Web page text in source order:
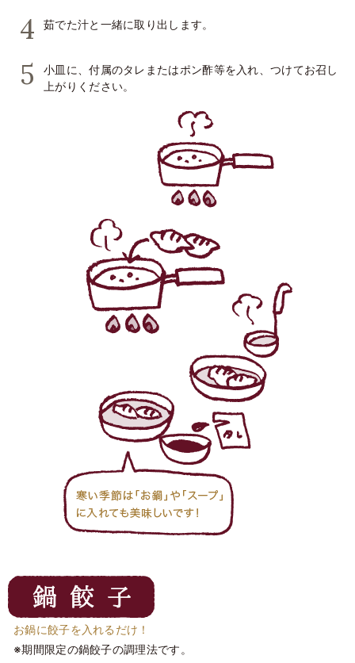
茹でた汁と一緒に取り出します。
小皿に、付属のタレまたはポン酢等を入れ、つけてお召し
上がりください。
お鍋に餃子を入れるだけ！
※期間限定の鍋餃子の調理法です。